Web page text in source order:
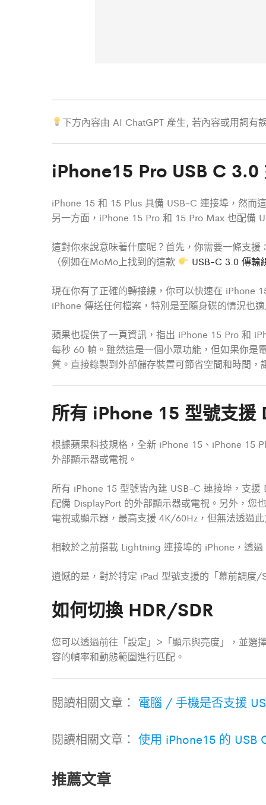
下方內容由 AI ChatGPT 產生, 若內容或用詞有
iPhone15 Pro USB C 3.0
iPhone 15 和 15 Plus 具備 USB-C 連接埠，然而
另一方面，iPhone 15 Pro 和 15 Pro Max 也配備
這對你來說意味著什麼呢？首先，你需要一條支
（例如在MoMo上找到的這款
USB-C 3.0 傳輸
現在你有了正確的轉接線，你可以快速在 iPhone
iPhone 傳送任何檔案，特別是至隨身碟的情況也
蘋果也提供了一頁資訊，指出 iPhone 15 Pro 和
每秒 60 幀。雖然這是一個小眾功能，但如果你是
質。直接錄製到外部儲存裝置可節省空間和時間
所有 iPhone 15 型號支援
根據蘋果科技規格，全新 iPhone 15、iPhone 15
外部顯示器或電視。
所有 iPhone 15 型號皆內建 USB-C 連接埠，支
配備 DisplayPort 的外部顯示器或電視。另外，
電視或顯示器，最高支援 4K/60Hz，但無法透過此
相較於之前搭載 Lightning 連接埠的 iPhone，透
遺憾的是，對於特定 iPad 型號支援的「幕前調度
如何切換 HDR/SDR
您可以透過前往「設定」>「顯示與亮度」，並選
容的幀率和動態範圍進行匹配。
閱讀相關文章： 電腦 / 手機是否支援
閱讀相關文章： 使用 iPhone15 的 USB
推薦文章